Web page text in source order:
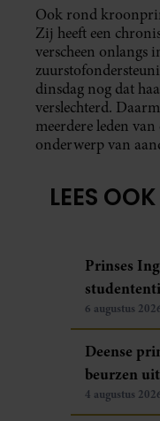
Ook rond
Zij heeft een
verscheen onlangs
dinsdag nog dat
verslechterd.
meerdere leden
onderwerp van
LEES OOK
Prinses
6 augustus
Deense
beurzen
4 augustus